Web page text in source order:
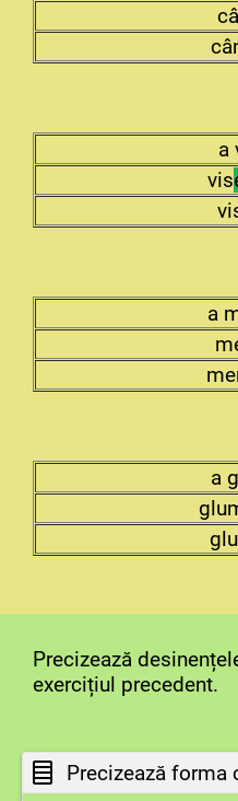
a
vis
a
a
Precizează
exercițiul precedent.
Precizează forma